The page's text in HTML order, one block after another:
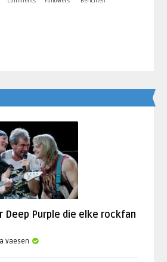
Deep Purple die elke rockfan
Vaesen